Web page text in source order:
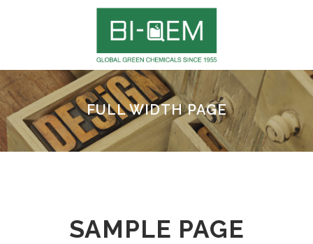
FULL WIDTH PAGE
SAMPLE PAGE